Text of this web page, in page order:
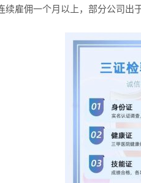
雇佣一个月以上，部分公司出